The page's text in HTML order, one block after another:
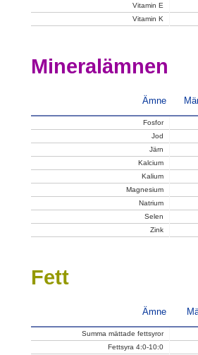
Vitamin E
Vitamin K
Mineralämnen
Ämne
Fosfor
Jod
Järn
Kalcium
Kalium
Magnesium
Natrium
Selen
Zink
Fett
Ämne
Summa mättade fettsyror
Fettsyra 4:0-10:0